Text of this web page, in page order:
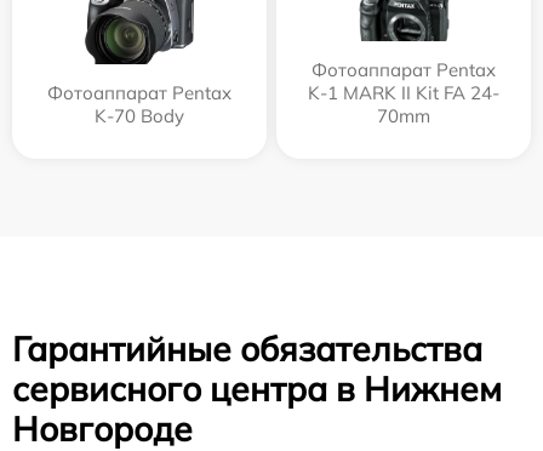
Фотоаппарат Pentax
K-70 Body
Фотоаппарат Pentax
K-1 MARK II Kit FA 24-
70mm
Гарантийные обязательства
сервисного центра в Нижнем
Новгороде